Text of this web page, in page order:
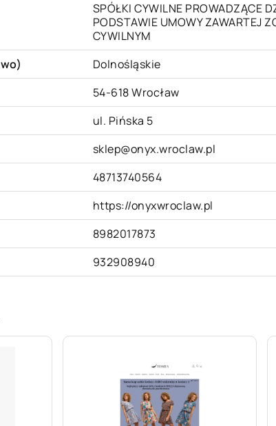
SPÓŁKI CYWILNE PROWADZĄCE
PODSTAWIE UMOWY ZAWARTEJ
CYWILNYM
Dolnośląskie
54-618 Wrocław
ul. Pińska 5
sklep@onyx.wroclaw.pl
48713740564
https://onyxwroclaw.pl
8982017873
932908940